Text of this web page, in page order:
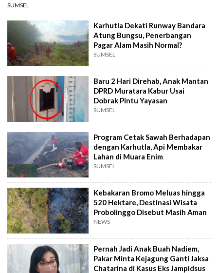
SUMSEL
Karhutla Dekati Runway Bandara
Atung Bungsu, Penerbangan
Pagar Alam Masih Normal?
SUMSEL
Baru 2 Hari Direhab, Anak Mantan
DPRD Muratara Kabur Usai
Dobrak Pintu Yayasan
SUMSEL
Program Cetak Sawah Berhadapan
dengan Karhutla, Api Membakar
Lahan di Muara Enim
SUMSEL
Kebakaran Bromo Meluas hingga
520 Hektare, Destinasi Wisata
Probolinggo Disebut Masih Aman
NEWS
Pernah Jadi Anak Buah Nadiem,
Pakar Minta Kejagung Ganti Jaksa
Chatarina di Kasus Eks Jampidsus